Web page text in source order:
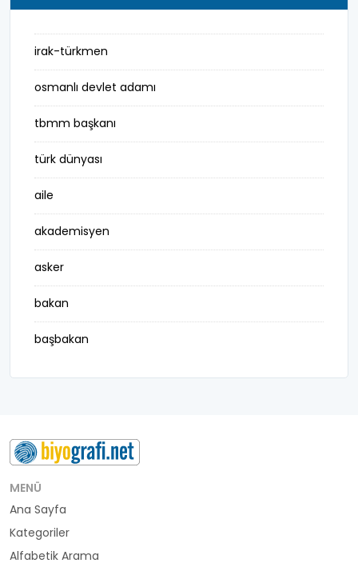
irak-türkmen
osmanlı devlet adamı
tbmm başkanı
türk dünyası
aile
akademisyen
asker
bakan
başbakan
belediye başkanı
buluş
bürokrat
büyükelçi
cumhurbaşkanı
MENÜ
Ana Sayfa
Kategoriler
Alfabetik Arama